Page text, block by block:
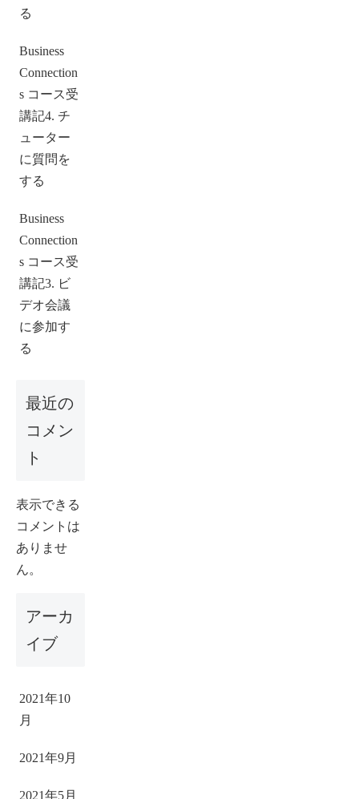
る
Business
Connection
s コース受
講記4. チ
ューター
に質問を
する
Business
Connection
s コース受
講記3. ビ
デオ会議
に参加す
る
最近の
コメン
ト
表示できる
コメントは
ありませ
ん。
アーカ
イブ
2021年10
月
2021年9月
2021年5月